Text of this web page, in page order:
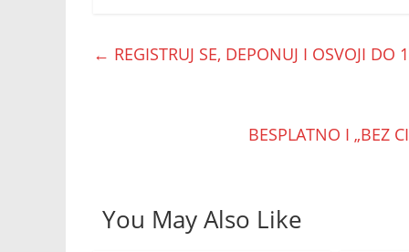
← REGISTRUJ SE, DEPONUJ I OSVOJI
BESPLATNO I „BEZ
You May Also Like